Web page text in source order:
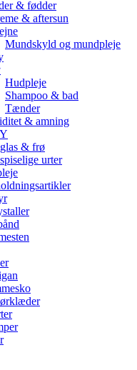
& fødder
& aftersun
Mundskyld og mundpleje
Hudpleje
Shampoo & bad
Tænder
& amning
& frø
urter